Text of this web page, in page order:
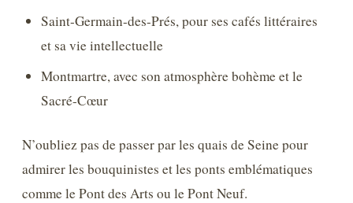
Saint-Germain-des-Prés, pour ses cafés littéraires
et sa vie intellectuelle
Montmartre, avec son atmosphère bohème et le
Sacré-Cœur
N’oubliez pas de passer par les quais de Seine pour
admirer les bouquinistes et les ponts emblématiques
comme le Pont des Arts ou le Pont Neuf.